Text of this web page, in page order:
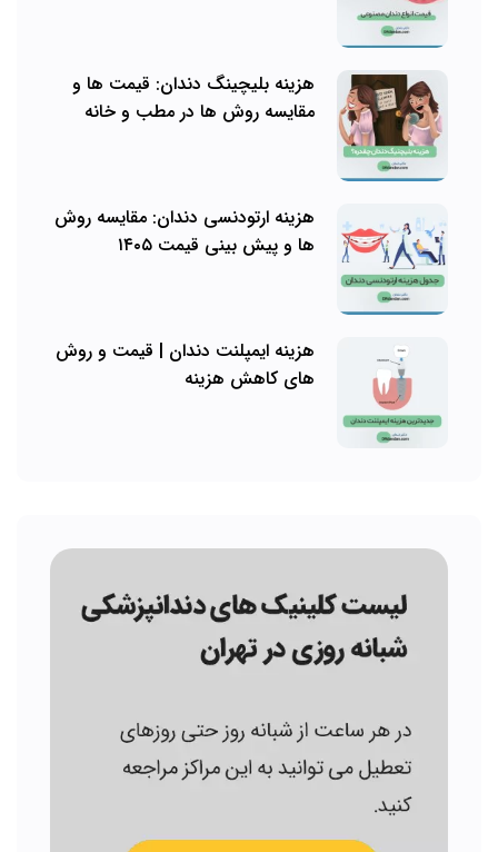
هزینه بلیچینگ دندان: قیمت ها و
مقایسه روش ها در مطب و خانه
هزینه ارتودنسی دندان: مقایسه روش
ها و پیش بینی قیمت ۱۴۰۵
هزینه ایمپلنت دندان | قیمت و روش
های کاهش هزینه